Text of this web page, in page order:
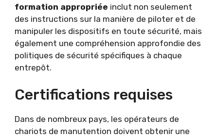
formation appropriée inclut non seulement
des instructions sur la manière de piloter et de
manipuler les dispositifs en toute sécurité, mais
également une compréhension approfondie des
politiques de sécurité spécifiques à chaque
entrepôt.
Certifications requises
Dans de nombreux pays, les opérateurs de
chariots de manutention doivent obtenir une